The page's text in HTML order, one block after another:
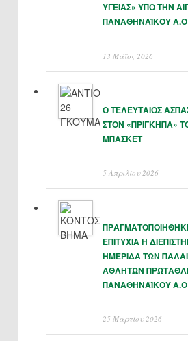
ΥΓΕΙΑΣ» ΥΠΟ ΤΗΝ
ΠΑΝΑΘΗΝΑΊΚΟΥ Α.Ο
13 Μάϊος 2026
Ο ΤΕΛΕΥΤΑΙΟΣ
ΣΤΟΝ «ΠΡΙΓΚΗΠΑ»
ΜΠΑΣΚΕΤ
5 Απριλίου 2026
ΕΠΙΤΥΧΙΑ Η
ΗΜΕΡΙΔΑ ΤΩΝ
ΑΘΛΗΤΩΝ
ΠΑΝΑΘΗΝΑΪΚΟΥ Α.Ο
25 Μαρτίου 2026